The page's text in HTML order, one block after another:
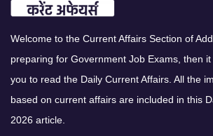
Welcome to the Current Affairs Section of
preparing for Government Job Exams, then
you to read the Daily Current Affairs. All the
based on current affairs are included in this
2026 article.